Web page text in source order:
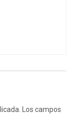
Los campos